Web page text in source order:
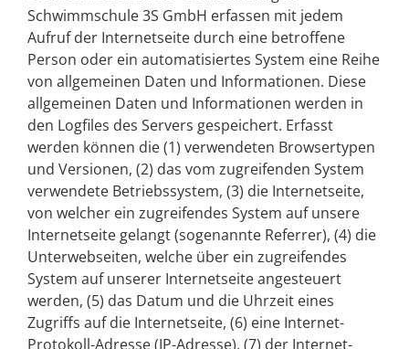
Schwimmschule 3S GmbH erfassen mit jedem
Aufruf der Internetseite durch eine betroffene
Person oder ein automatisiertes System eine Reihe
von allgemeinen Daten und Informationen. Diese
allgemeinen Daten und Informationen werden in
den Logfiles des Servers gespeichert. Erfasst
werden können die (1) verwendeten Browsertypen
und Versionen, (2) das vom zugreifenden System
verwendete Betriebssystem, (3) die Internetseite,
von welcher ein zugreifendes System auf unsere
Internetseite gelangt (sogenannte Referrer), (4) die
Unterwebseiten, welche über ein zugreifendes
System auf unserer Internetseite angesteuert
werden, (5) das Datum und die Uhrzeit eines
Zugriffs auf die Internetseite, (6) eine Internet-
Protokoll-Adresse (IP-Adresse), (7) der Internet-